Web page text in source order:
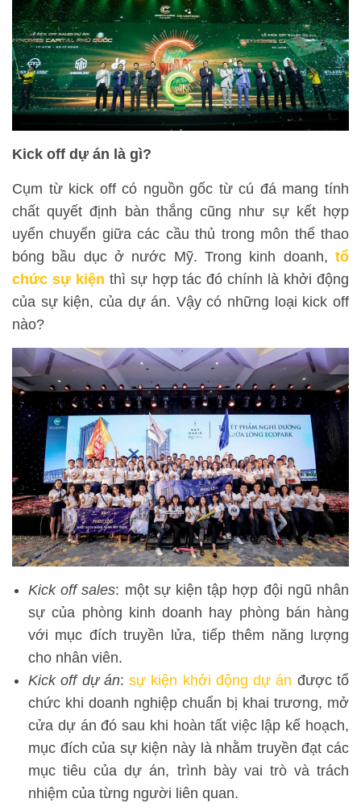
Kick off dự án là gì?
Cụm từ kick off có nguồn gốc từ cú đá mang tính
chất quyết định bàn thắng cũng như sự kết hợp
uyển chuyển giữa các cầu thủ trong môn thể thao
bóng bầu dục ở nước Mỹ. Trong kinh doanh, tổ
chức sự kiện thì sự hợp tác đó chính là khởi động
của sự kiện, của dự án. Vậy có những loại kick off
nào?
Kick off sales: một sự kiện tập hợp đội ngũ nhân
sự của phòng kinh doanh hay phòng bán hàng
với mục đích truyền lửa, tiếp thêm năng lượng
cho nhân viên.
Kick off dự án:sự kiện khởi động dự án được tổ
chức khi doanh nghiệp chuẩn bị khai trương, mở
cửa dự án đó sau khi hoàn tất việc lập kế hoạch,
mục đích của sự kiện này là nhằm truyền đạt các
mục tiêu của dự án, trình bày vai trò và trách
nhiệm của từng người liên quan.